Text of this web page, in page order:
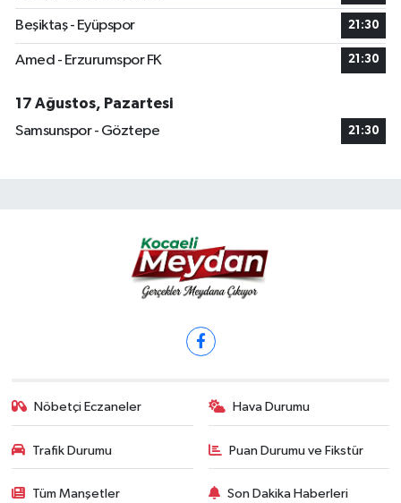
Beşiktaş - Eyüpspor 21:30
Amed - Erzurumspor FK 21:30
17 Ağustos, Pazartesi
Samsunspor - Göztepe
21:30
Nöbetçi Eczaneler Hava Durumu
Trafik Durumu Puan Durumu ve Fikstür
Tüm Manşetler Son Dakika Haberleri